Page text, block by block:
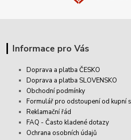
Informace pro Vás
Doprava a platba ČESKO
Doprava a platba SLOVENSKO
Obchodní podmínky
Formulář pro odstoupení od kupní
Reklamační řád
FAQ - Často kladené dotazy
Ochrana osobních údajů